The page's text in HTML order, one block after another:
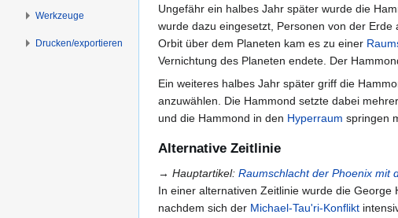
e
n
Ungefähr ein halbes Jahr später wurde die
wurde dazu eingesetzt, Personen von der Erde
Orbit über dem Planeten kam es zu einer
Vernichtung des Planeten endete. Der
Ein weiteres halbes Jahr später griff die
anzuwählen. Die Hammond setzte dabei
und die Hammond in den Hyperraum springen
Alternative Zeitlinie
→ Hauptartikel: Raumschlacht der Phoenix mit
In einer alternativen Zeitlinie wurde die
nachdem sich der Michael-Tau'ri-Konflikt
Werkzeuge
Drucken/­exportieren